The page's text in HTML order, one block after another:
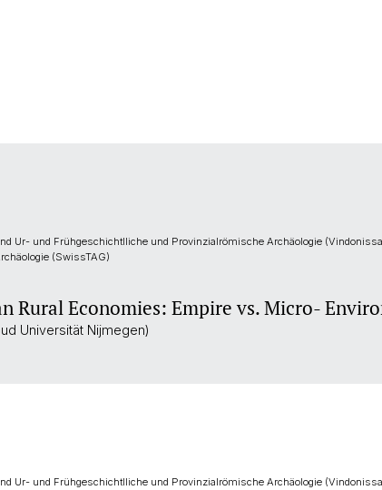
Ur- und Frühgeschichtlliche und Provinzialrömische Archäologie
(SwissTAG)
Rural Economies: Empire vs. Micro-
Universität Nijmegen)
Ur- und Frühgeschichtlliche und Provinzialrömische Archäologie